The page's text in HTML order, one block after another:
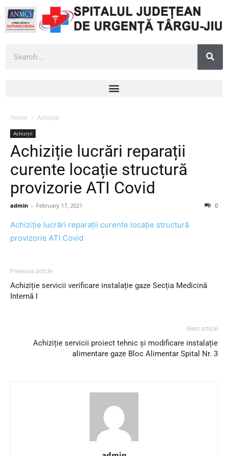
Home Achiziții
Achiziții
Achiziție lucrări reparații
curente locație structură
provizorie ATI Covid
admin - February 17, 2021 0
Achiziție lucrări reparații curente locație structură
provizorie ATI Covid
Previous article
Achiziție servicii verificare instalație gaze Secția Medicină
Internă I
Next article
Achiziție servicii proiect tehnic și modificare instalație
alimentare gaze Bloc Alimentar Spital Nr. 3